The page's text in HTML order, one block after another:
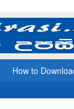
How to